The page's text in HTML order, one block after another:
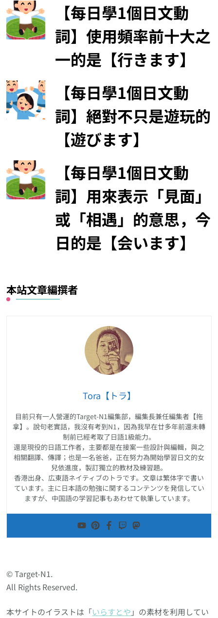
【每日學1個日文動
詞】使用頻率前十大之
一的是【行きます】
【每日學1個日文動
詞】絕對不只是遊玩的
【遊びます】
【每日學1個日文動
詞】用來表示「見面」
或「相遇」的意思，今
日的是【会います】
本站文章編撰者
Tora【トラ】
目前只有一人營運的Target-N1編集部，編集長兼任編集者【拖
拿】。說句老實話，我沒有考到N1，因為我早在廿多年前還未轉
制前已經考取了日語1級能力。
還是現役的日語工作者，主要都是在接案一些設計與編輯，與之
相關翻譯、傳譯；也是一名爸爸，正在努力為開始學習日文的女
兒依進度，製訂獨立的教材及練習題。
香港出身、広東語ネイティブのトラです。文章は繁体字で書い
ています。主に日本語の勉強に関するコンテンツを発信してい
ますが、中国語の学習記事もあわせて執筆しています。
© Target-N1.
All Rights Reserved.
本サイトのイラストは「いらすとや 」の素材を利用してい